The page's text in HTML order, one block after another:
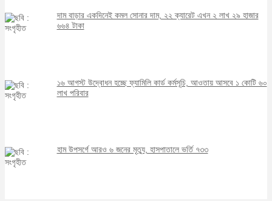
দাম বাড়ার একদিনেই কমল সোনার দাম, ২২ ক্যারেট এখন ২ লাখ ২৯ হাজার
৬৬৪ টাকা
১৬ আগস্ট উদ্বোধন হচ্ছে ফ্যামিলি কার্ড কর্মসূচি, আওতায় আসবে ১ কোটি ৬০
লাখ পরিবার
হাম উপসর্গে আরও ৬ জনের মৃত্যু, হাসপাতালে ভর্তি ৭৩৩